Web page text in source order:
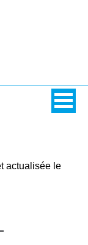
actualisée le